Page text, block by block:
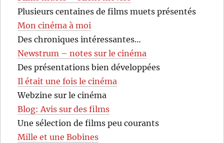
Plusieurs centaines de films muets présentés
Mon cinéma à moi
Des chroniques intéressantes…
Newstrum – notes sur le cinéma
Des présentations bien développées
Il était une fois le cinéma
Webzine sur le cinéma
Blog: Avis sur des films
Une sélection de films peu courants
Mille et une Bobines